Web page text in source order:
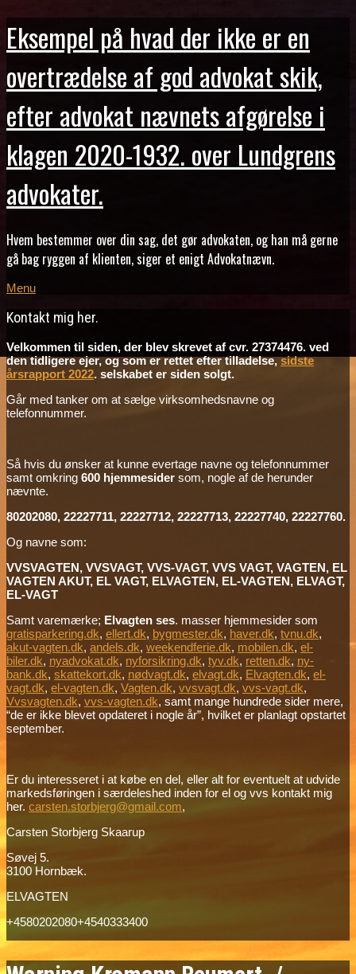
Eksempel på hvad der ikke er en
overtrædelse af god advokat skik,
efter advokat nævnets afgørelse i
klagen 2020-1932. over Lundgrens
advokater.
Hvem bestemmer over din sag, det gør advokaten, og han må gerne
gå bag ryggen af klienten, siger et enigt Advokatnævn.
Menu
Kontakt mig her.
Velkommen til siden, der blev skrevet af cvr. 27374476. ved
den tidligere ejer, og som er rettet efter tilladelse,sidste
årsrapport 2022. selskabet er siden solgt.
Går med tanker om at sælge virksomhedsnavne og
telefonnummer.
Så hvis du ønsker at kunne evertage navne og telefonnummer
samt omkring 600 hjemmesider som, nogle af de herunder
nævnte.
80202080, 22227711, 22227712, 22227713, 22227740, 22227760.
Og navne som:
VVSVAGTEN, VVSVAGT, VVS-VAGT, VVS VAGT, VAGTEN, EL
VAGTEN AKUT, EL VAGT, ELVAGTEN, EL-VAGTEN, ELVAGT,
EL-VAGT
Samt varemærke; Elvagten ses. masser hjemmesider som
gratisparkering.dk, ellert.dk, bygmester.dk, haver.dk, tvnu.dk,
akut-vagten.dk, andels.dk, weekendferie.dk, mobilen.dk, el-
biler.dk, nyadvokat.dk, nyforsikring.dk, tyv.dk, retten.dk, ny-
bank.dk, skattekort.dk, nødvagt.dk, elvagt.dk, Elvagten.dk, el-
vagt.dk, el-vagten.dk, Vagten.dk, vvsvagt.dk, vvs-vagt.dk,
Vvsvagten.dk, vvs-vagten.dk, samt mange hundrede sider mere,
“de er ikke blevet opdateret i nogle år”, hvilket er planlagt opstartet
september.
Er du interesseret i at købe en del, eller alt for eventuelt at udvide
markedsføringen i særdeleshed inden for el og vvs kontakt mig
her. carsten.storbjerg@gmail.com,
Carsten Storbjerg Skaarup
Søvej 5.
3100 Hornbæk.
ELVAGTEN
+4580202080+4540333400